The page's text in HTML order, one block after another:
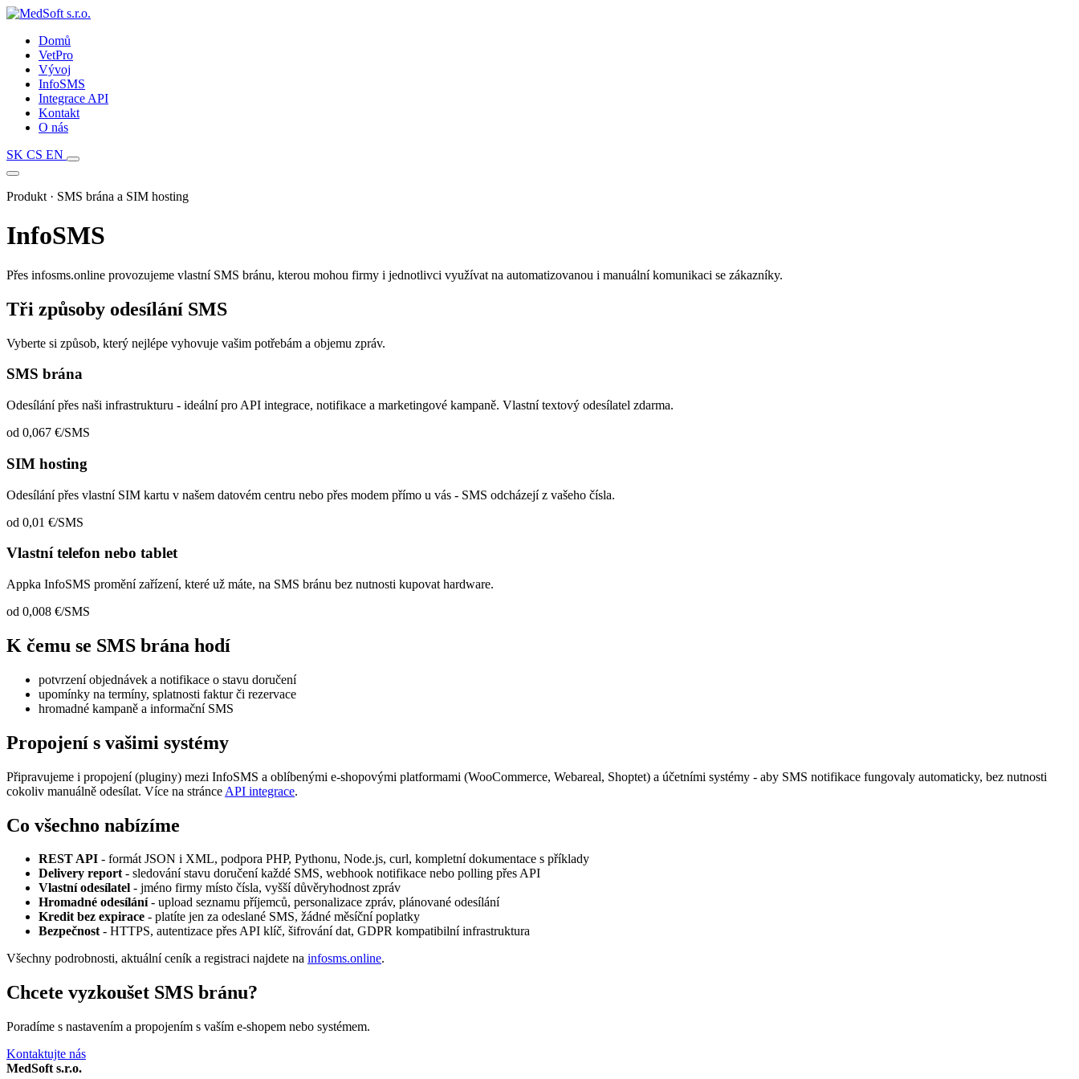
Domů
VetPro
Vývoj
InfoSMS
Integrace API
Kontakt
O nás
SK CS EN
Produkt · SMS brána a SIM hosting
InfoSMS
Přes infosms.online provozujeme vlastní SMS bránu, kterou mohou firmy i jednotlivci využívat na automatizovanou i manuální komunikaci se zákazníky.
Tři způsoby odesílání SMS
Vyberte si způsob, který nejlépe vyhovuje vašim potřebám a objemu zpráv.
SMS brána
Odesílání přes naši infrastrukturu - ideální pro API integrace, notifikace a marketingové kampaně. Vlastní textový odesílatel zdarma.
od 0,067 €/SMS
SIM hosting
Odesílání přes vlastní SIM kartu v našem datovém centru nebo přes modem přímo u vás - SMS odcházejí z vašeho čísla.
od 0,01 €/SMS
Vlastní telefon nebo tablet
Appka InfoSMS promění zařízení, které už máte, na SMS bránu bez nutnosti kupovat hardware.
od 0,008 €/SMS
K čemu se SMS brána hodí
potvrzení objednávek a notifikace o stavu doručení
upomínky na termíny, splatnosti faktur či rezervace
hromadné kampaně a informační SMS
Propojení s vašimi systémy
Připravujeme i propojení (pluginy) mezi InfoSMS a oblíbenými e-shopovými platformami (WooCommerce, Webareal, Shoptet) a účetními systémy - aby SMS notifikace fungovaly automaticky, bez nutnosti
cokoliv manuálně odesílat. Více na stránce API integrace.
Co všechno nabízíme
REST API - formát JSON i XML, podpora PHP, Pythonu, Node.js, curl, kompletní dokumentace s příklady
Delivery report- sledování stavu doručení každé SMS, webhook notifikace nebo polling přes API
Vlastní odesílatel - jméno firmy místo čísla, vyšší důvěryhodnost zpráv
Hromadné odesílání- upload seznamu příjemců, personalizace zpráv, plánované odesílání
Kredit bez expirace - platíte jen za odeslané SMS, žádné měsíční poplatky
Bezpečnost- HTTPS, autentizace přes API klíč, šifrování dat, GDPR kompatibilní infrastruktura
Všechny podrobnosti, aktuální ceník a registraci najdete na infosms.online.
Chcete vyzkoušet SMS bránu?
Poradíme s nastavením a propojením s vaším e-shopem nebo systémem.
Kontaktujte nás
MedSoft s.r.o.